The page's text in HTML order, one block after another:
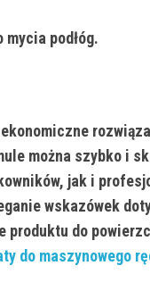
podłóg.
można szybko i
jak i
wskazówek
produktu do
do maszynowego